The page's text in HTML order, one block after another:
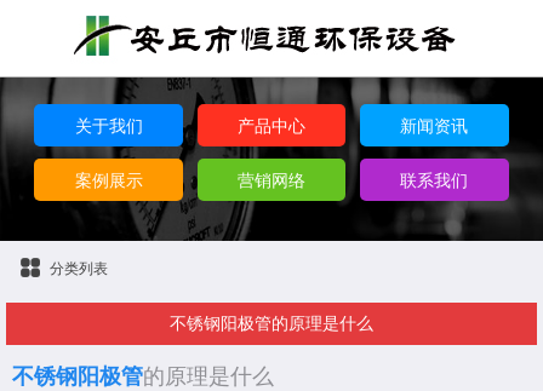
关于我们 产品中心 新闻资讯
案例展示 营销网络 联系我们
分类列表
不锈钢阳极管的原理是什么
不锈钢阳极管的原理是什么